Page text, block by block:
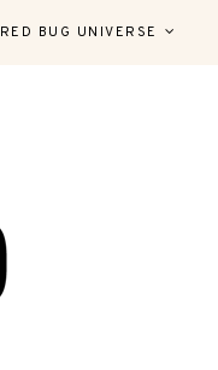
RED BUG UNIVERSE